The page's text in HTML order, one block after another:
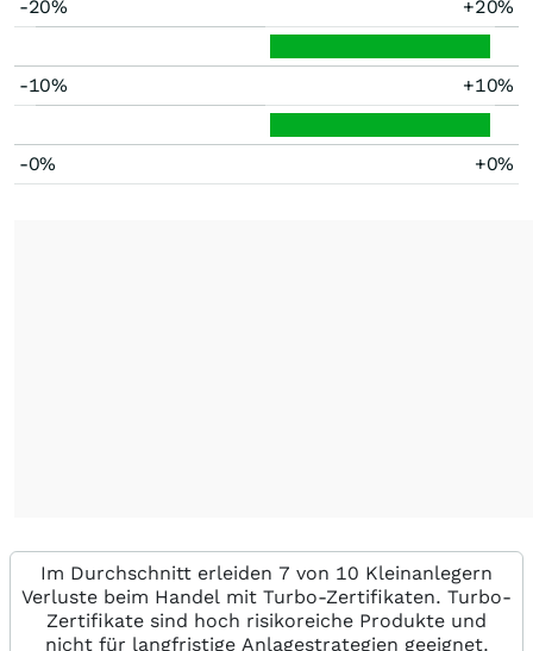
-20% +20%
-10% +10%
-0% +0%
Im Durchschnitt erleiden 7 von 10 Kleinanlegern
Verluste beim Handel mit Turbo-Zertifikaten. Turbo-
Zertifikate sind hoch risikoreiche Produkte und
nicht für langfristige Anlagestrategien geeignet.